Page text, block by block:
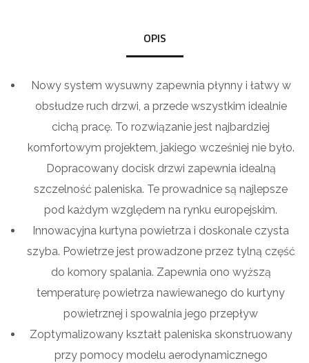
OPIS
Nowy system wysuwny zapewnia płynny i łatwy w
obsłudze ruch drzwi, a przede wszystkim idealnie
cichą pracę. To rozwiązanie jest najbardziej
komfortowym projektem, jakiego wcześniej nie było.
Dopracowany docisk drzwi zapewnia idealną
szczelność paleniska. Te prowadnice są najlepsze
pod każdym względem na rynku europejskim.
Innowacyjna kurtyna powietrza i doskonale czysta
szyba. Powietrze jest prowadzone przez tylną część
do komory spalania. Zapewnia ono wyższą
temperaturę powietrza nawiewanego do kurtyny
powietrznej i spowalnia jego przepływ
Zoptymalizowany kształt paleniska skonstruowany
przy pomocy modelu aerodynamicznego